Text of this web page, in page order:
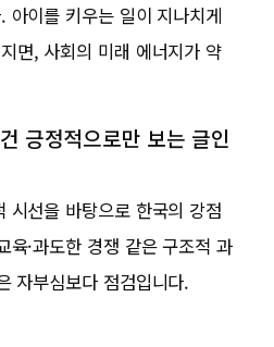
아이를 키우는 일이 지나치게
면, 사회의 미래 에너지가 약
긍정적으로만 보는 글인
시선을 바탕으로 한국의 강점
육·과도한 경쟁 같은 구조적 과
자부심보다 점검입니다.